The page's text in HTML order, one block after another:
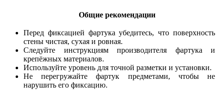
Общие рекомендации
Перед фиксацией фартука убедитесь, что поверхность
стены чистая, сухая и ровная.
Следуйте инструкциям производителя фартука и
крепёжных материалов.
Используйте уровень для точной разметки и установки.
Не перегружайте фартук предметами, чтобы не
нарушить его фиксацию.